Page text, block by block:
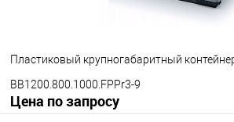
Пластиковый крупногабаритный
BB1200.800.1000.FPPr3-9
Цена по запросу